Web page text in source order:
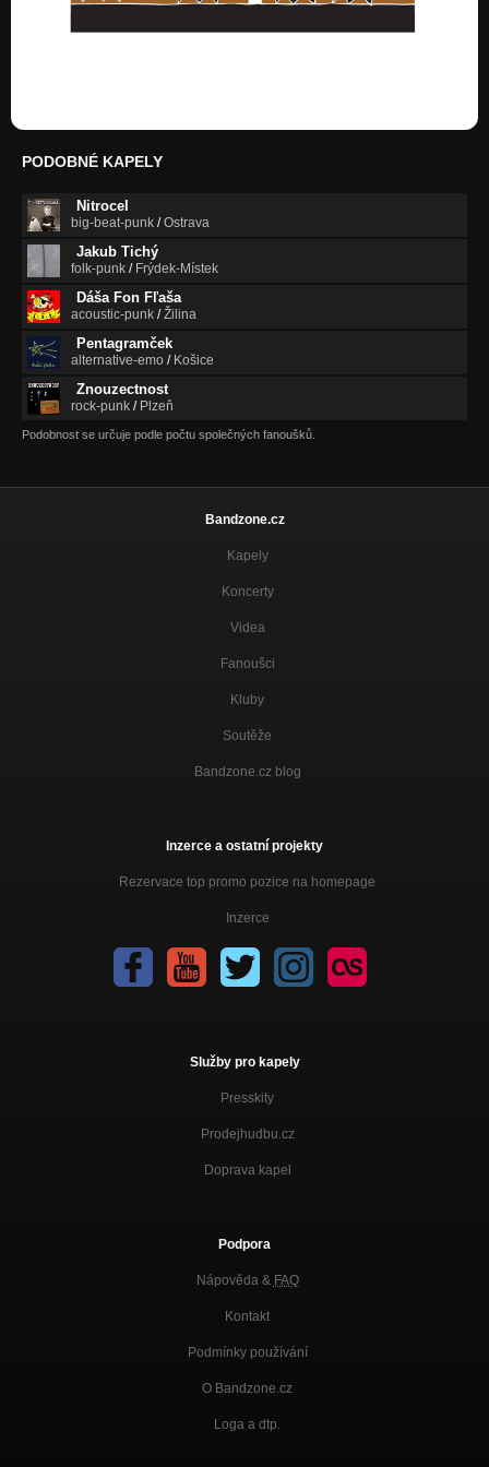
PODOBNÉ KAPELY
Nitrocel
big-beat-punk /Ostrava
Jakub Tichý
folk-punk / Frýdek-Místek
Dáša Fon Fľaša
acoustic-punk /Žilina
Pentagramček
alternative-emo / Košice
Znouzectnost
rock-punk / Plzeň
Podobnost se určuje podle počtu společných fanoušků.
Bandzone.cz
Kapely
Koncerty
Videa
Fanoušci
Kluby
Soutěže
Bandzone.cz blog
Inzerce a ostatní projekty
Rezervace top promo pozice na homepage
Inzerce
Služby pro kapely
Presskity
Prodejhudbu.cz
Doprava kapel
Podpora
Nápověda & FAQ
Kontakt
Podmínky používání
O Bandzone.cz
Loga a dtp.